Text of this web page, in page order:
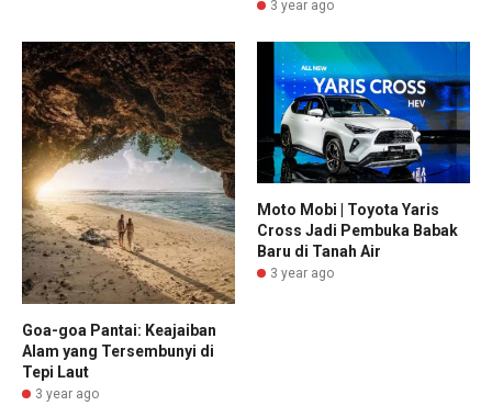
3 year ago
Goa-goa Pantai: Keajaiban
Alam yang Tersembunyi di
Tepi Laut
3 year ago
Moto Mobi | Toyota Yaris
Cross Jadi Pembuka Babak
Baru di Tanah Air
3 year ago